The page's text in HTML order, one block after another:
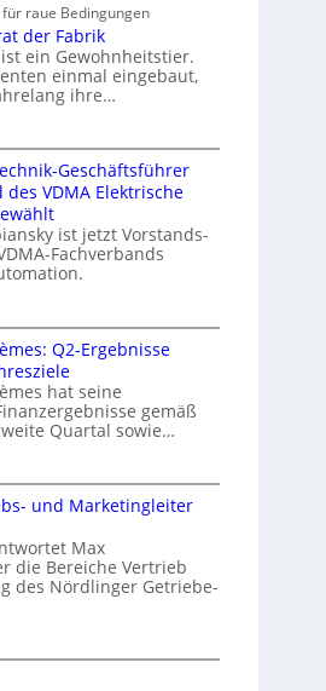
c
h
e
r
E
n
t
w
i
c
l
u
n
g
i
a
l
m
m
b
a
n
e
raue Bedingungen
der Fabrik
ein Gewohnheitstier.
einmal eingebaut,
ihre…
Geschäftsführer
VDMA Elektrische
ist jetzt Vorstands-
Fachverbands
Q2-Ergebnisse
hat seine
gemäß
Quartal sowie…
und Marketingleiter
Max
die Bereiche Vertrieb
des Nördlinger Getriebe-